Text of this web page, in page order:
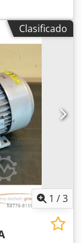
aceite para
bomba de
BEKA
E-812 /
1990 Caudal:
Capacidad del
del motor:
de
a la red:
x alto): 280 x
2
Clasificado
1 /3